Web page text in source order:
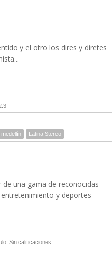
y el otro los dires y diretes
Latina Stereo
una gama de reconocidas
y deportes
Sin calificaciones